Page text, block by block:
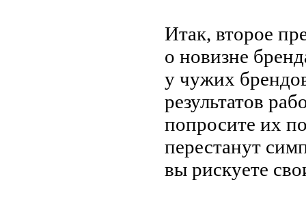
Итак, второе
о новизне
у чужих
результатов
попросите их
перестанут
вы рискуете